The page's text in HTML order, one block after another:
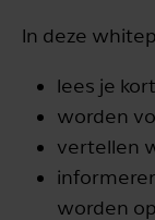
In deze
lees je
worden
vertellen
worden